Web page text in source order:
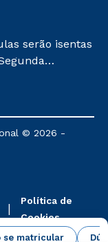
se matricular
serão isentas
será de R$
Ensino
e Metodologia
© 2026 -
Política de
Cookies